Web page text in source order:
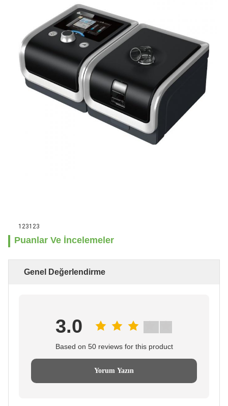
123123
Puanlar Ve İncelemeler
Genel Değerlendirme
3.0
Based on 50 reviews for this product
Yorum Yazın